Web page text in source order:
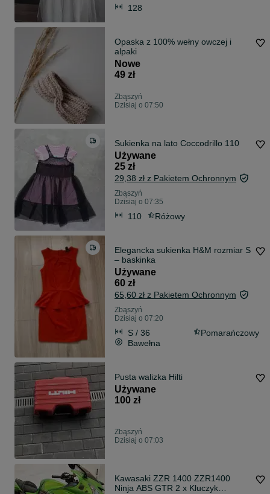
128
Opaska z 100% wełny owczej i
alpaki
Nowe
49 zł
Zbąszyń
Dzisiaj o 07:50
Sukienka na lato Coccodrillo 110
Używane
25 zł
29,38 zł z Pakietem Ochronnym
Zbąszyń
Dzisiaj o 07:35
110 Różowy
Elegancka sukienka H&M rozmiar S
– baskinka
Używane
60 zł
65,60 zł z Pakietem Ochronnym
Zbąszyń
Dzisiaj o 07:20
S / 36
Pomarańczowy
Bawełna
Pusta walizka Hilti
Używane
100 zł
Zbąszyń
Dzisiaj o 07:03
Kawasaki ZZR 1400 ZZR1400
Ninja ABS GTR 2 x Kluczyk